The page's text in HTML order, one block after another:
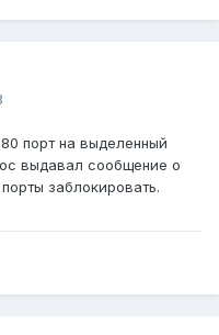
порт на выделенный
выдавал сообщение о
заблокировать.